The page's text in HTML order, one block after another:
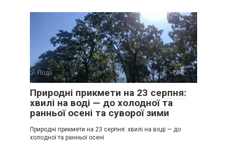
Події 0
Природні прикмети на 23 серпня:
хвилі на воді — до холодної та
ранньої осені та суворої зими
Природні прикмети на 23 серпня: хвилі на воді — до
холодної та ранньої осені